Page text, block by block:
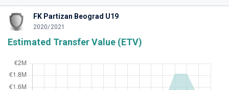
FK Partizan Beograd U19
2020/2021
Estimated Transfer Value (ETV)